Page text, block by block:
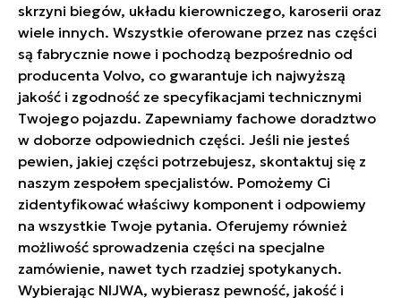
skrzyni biegów, układu kierowniczego, karoserii oraz
wiele innych. Wszystkie oferowane przez nas części
są fabrycznie nowe i pochodzą bezpośrednio od
producenta Volvo, co gwarantuje ich najwyższą
jakość i zgodność ze specyfikacjami technicznymi
Twojego pojazdu. Zapewniamy fachowe doradztwo
w doborze odpowiednich części. Jeśli nie jesteś
pewien, jakiej części potrzebujesz, skontaktuj się z
naszym zespołem specjalistów. Pomożemy Ci
zidentyfikować właściwy komponent i odpowiemy
na wszystkie Twoje pytania. Oferujemy również
możliwość sprowadzenia części na specjalne
zamówienie, nawet tych rzadziej spotykanych.
Wybierając NIJWA, wybierasz pewność, jakość i